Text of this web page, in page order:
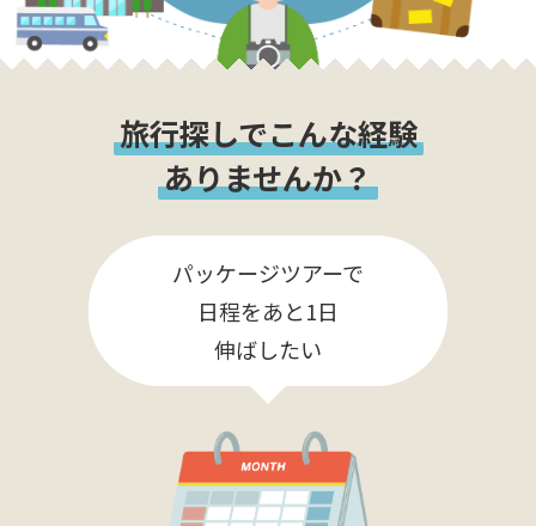
旅行探しでこんな経験
ありませんか？
パッケージツアーで
日程をあと1日
伸ばしたい